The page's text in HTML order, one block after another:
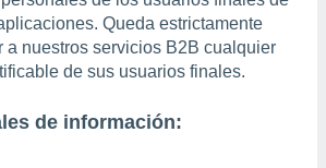
Queda estrictamente
a nuestros servicios B2B cualquier
de sus usuarios finales.
de información: